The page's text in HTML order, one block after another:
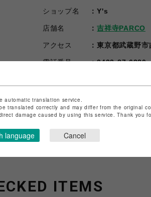
ショップ名 Y's
店舗名 吉祥寺PARCO
アクセス 東京都武蔵野
電話番号 0422-27-6330
ITEMS
translation service.
translated correctly and may differ from the original
damage caused by using this service. Thank you
language Cancel